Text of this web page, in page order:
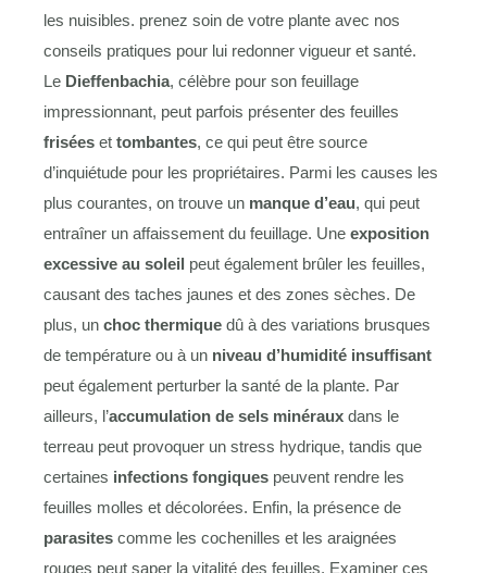
Le Dieffenbachia, célèbre pour son feuillage
impressionnant, peut parfois présenter des feuilles
frisées et tombantes, ce qui peut être source
d’inquiétude pour les propriétaires. Parmi les causes les
plus courantes, on trouve un manque d’eau, qui peut
entraîner un affaissement du feuillage. Une exposition
excessive au soleil peut également brûler les feuilles,
causant des taches jaunes et des zones sèches. De
plus, un choc thermique dû à des variations brusques
de température ou à un niveau d’humidité insuffisant
peut également perturber la santé de la plante. Par
ailleurs, l’accumulation de sels minéraux dans le
terreau peut provoquer un stress hydrique, tandis que
certaines infections fongiques peuvent rendre les
feuilles molles et décolorées. Enfin, la présence de
parasites comme les cochenilles et les araignées
rouges peut saper la vitalité des feuilles. Examiner ces